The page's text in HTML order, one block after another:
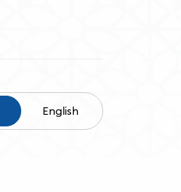
English